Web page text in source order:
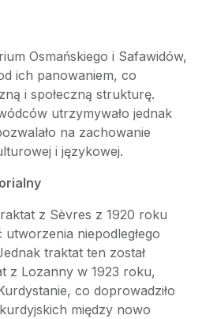
Osmańskiego i Safawidów,
ich panowaniem, co
i społeczną strukturę.
utrzymywało jednak
na zachowanie
i językowej.
z Sèvres z 1920 roku
niepodległego
traktat ten został
z Lozanny w 1923 roku,
co doprowadziło
między nowo